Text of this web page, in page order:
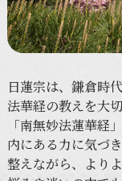
日蓮宗は、 鎌倉時
法華経の教えを大
「南無妙法蓮華経
内にある力に気づき
整えながら、
より